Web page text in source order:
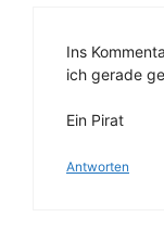
Ins
ich gerade
Ein Pirat
Antworten